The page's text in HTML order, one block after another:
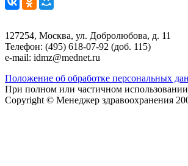
127254, Москва, ул. Добролюбова, д. 11
Телефон: (495) 618-07-92 (доб. 115)
e-mail: idmz@mednet.ru
Положение об обработке персональных
При полном или частичном использовании
Copyright © Менеджер здравоохранения